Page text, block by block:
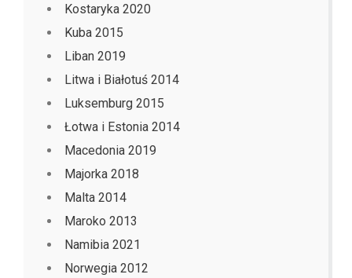
Kostaryka 2020
Kuba 2015
Liban 2019
Litwa i Białotuś 2014
Luksemburg 2015
Łotwa i Estonia 2014
Macedonia 2019
Majorka 2018
Malta 2014
Maroko 2013
Namibia 2021
Norwegia 2012